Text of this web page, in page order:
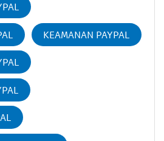
KEAMANAN PAYPAL